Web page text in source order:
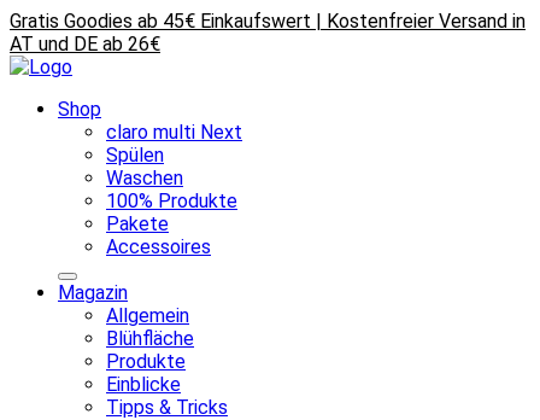
Gratis Goodies ab 45€ Einkaufswert | Kostenfreier Versand in
AT und DE ab 26€
Shop
claro multi Next
Spülen
Waschen
100% Produkte
Pakete
Accessoires
Magazin
Allgemein
Blühfläche
Produkte
Einblicke
Tipps & Tricks